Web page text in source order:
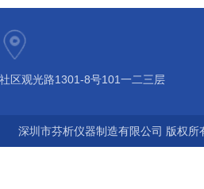
区观光路1301-8号101一二三层
深圳市芬析仪器制造有限公司 版权